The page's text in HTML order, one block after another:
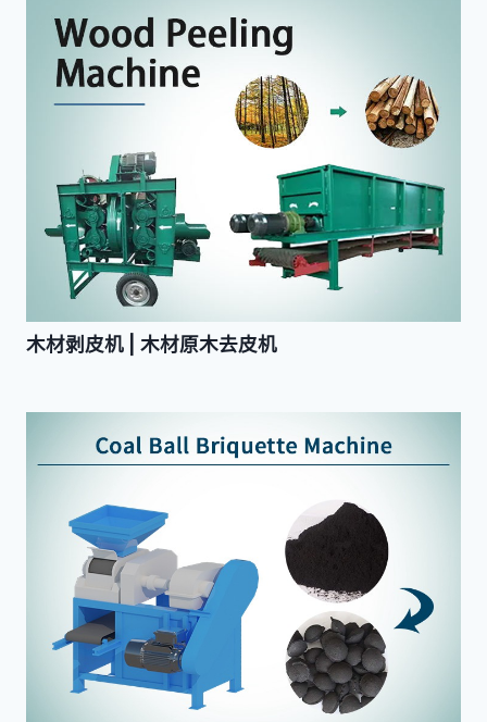
木材剥皮机 | 木材原木去皮机